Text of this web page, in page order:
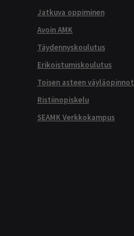
Jatkuva oppiminen
Avoin AMK
Täydennyskoulutus
Erikoistumiskoulutus
Toisen asteen väyläopinnot
Ristiinopiskelu
SEAMK Verkkokampus